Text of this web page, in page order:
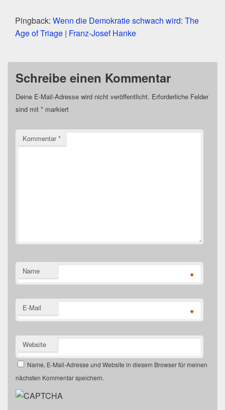
Pingback: Wenn die Demokratie schwach wird: The
Age of Triage | Franz-Josef Hanke
Schreibe einen Kommentar
Deine E-Mail-Adresse wird nicht veröffentlicht. Erforderliche Felder
sind mit * markiert
Kommentar*
Name *
E-Mail *
Website
Name, E-Mail-Adresse und Website in diesem Browser für meinen
nächsten Kommentar speichern.